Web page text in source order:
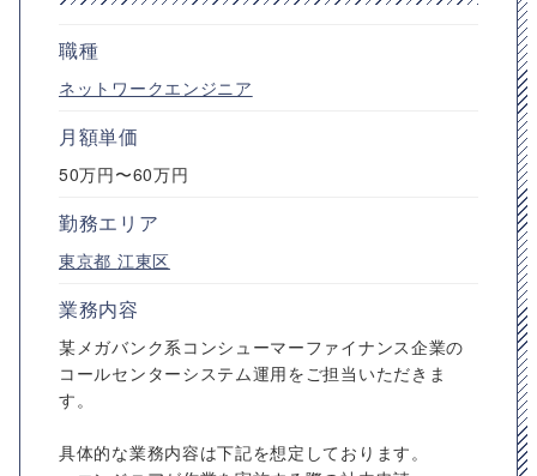
職種
ネットワークエンジニア
月額単価
50万円〜60万円
勤務エリア
東京都 江東区
業務内容
某メガバンク系コンシューマーファイナンス企業の
コールセンターシステム運用をご担当いただきま
す。
具体的な業務内容は下記を想定しております。